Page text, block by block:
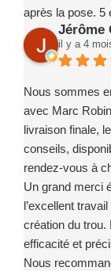
après la pose. 5
Jérôme
il y a 4
Nous sommes
avec Marc
livraison finale,
conseils,
rendez-vous à
Un grand merci
l’excellent
création du trou.
efficacité et
Nous